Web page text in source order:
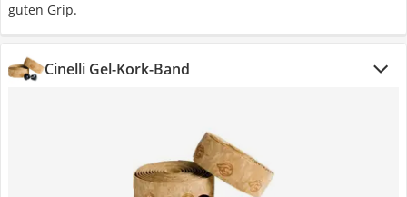
guten Grip.
Cinelli Gel-Kork-Band